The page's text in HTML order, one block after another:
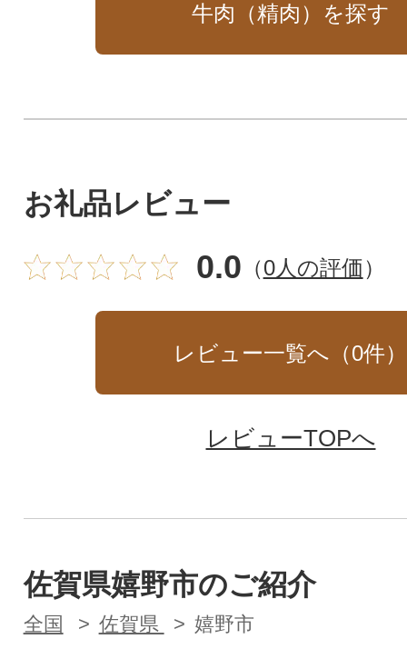
牛肉（精肉）を探す
お礼品レビュー
0.0 （0人の評価）
レビュー一覧へ（0件）
レビューTOPへ
佐賀県嬉野市のご紹介
全国 佐賀県 嬉野市